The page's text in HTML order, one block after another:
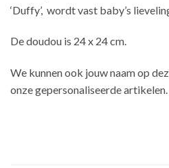
‘Duffy’, wordt vast baby’s
De doudou is 24 x 24 cm.
We kunnen ook jouw naam op
onze gepersonaliseerde artikelen.